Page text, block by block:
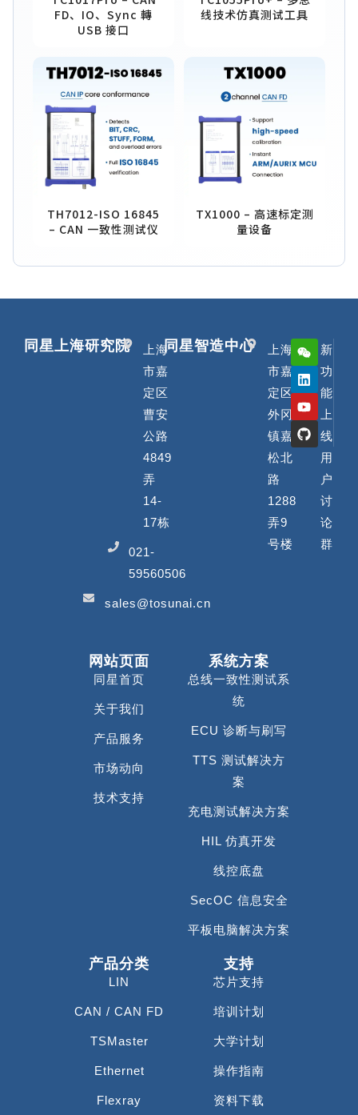
FD、IO、Sync 轉
USB 接口
线技术仿真测试工具
TH7012-ISO 16845
– CAN 一致性测试仪
TX1000 – 高速标定测
量设备
同星上海研究院
上海
市嘉
定区
曹安
公路
4849
弄
14-
17栋
021-
59560506
sales@tosunai.cn
同星智造中心
上海
市嘉
定区
外冈
镇嘉
松北
路
1288
弄9
号楼
新
功
能
上
线
用
户
讨
论
群
网站页面
同星首页
关于我们
产品服务
市场动向
技术支持
系统方案
总线一致性测试系
统
ECU 诊断与刷写
TTS 测试解决方
案
充电测试解决方案
HIL 仿真开发
线控底盘
SecOC 信息安全
平板电脑解决方案
产品分类
LIN
CAN / CAN FD
TSMaster
Ethernet
Flexray
支持
芯片支持
培训计划
大学计划
操作指南
资料下载